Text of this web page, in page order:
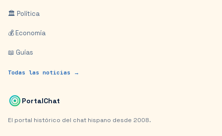
🏛️ Política
💰 Economía
📖 Guías
Todas las noticias →
PortalChat
El portal histórico del chat hispano desde 2008.